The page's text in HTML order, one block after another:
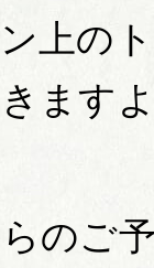
上の
ます
のご